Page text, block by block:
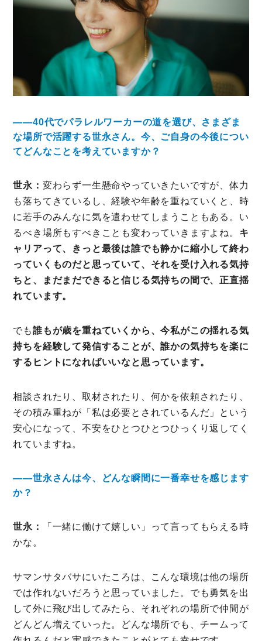
――40代でパラレルワーカーの道を選び、さまざま
な場所で活躍する世永さん。今、ご自身の今後につい
てどんなことを考えていますか？
世永： 変わらず一生懸命やっていきたいですが、体力
も落ちてきているし、経験や年齢を重ねていくと、時
に若手のみんなに気を遣わせてしまうこともある。い
るべき場所もすべきことも変わっていきますよね。 キ
ャリアって、きっと最後は誰でも静かに縮小して終わ
っていくものだと思っていて、それを受け入れる気持
ちと、まだまだできると信じる気持ちの間で、正直揺
れています。
でも誰もが歳を重ねていくから、今私がこの揺れる気
持ちを経験して発信することが、誰かの気持ちを楽に
するヒントになればいいなと思っています。
相談されたり、取材されたり、何かを依頼されたり、
その積み重ねが「私は必要とされているんだ」という
安心になって、不安をひとつひとつひっくり返してく
れていますね。
――世永さんは今、どんな瞬間に一番幸せを感じます
か？
世永：
「一緒に働けて嬉しい」って言ってもらえる時
かな。
サマンサタバサにいたころは、こんな環境は他の場所
では作れないだろうと思っていました。でも勇気を出
して外に飛び出してみたら、それぞれの場所で仲間が
どんどん増えていった。どんな場所でも、チームって